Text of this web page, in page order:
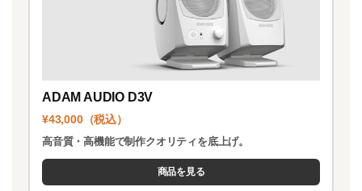
ADAM AUDIO D3V
¥43,000（税込）
高音質・高機能で制作クオリティを底上げ。
商品を見る